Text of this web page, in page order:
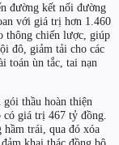
đường kết nối đường
với giá trị hơn 1.460
thông chiến lược, giúp
đô, giảm tải cho các
toán ùn tắc, tai nạn
thầu hoàn thiện
giá trị 467 tỷ đồng.
hầm trái, qua đó xóa